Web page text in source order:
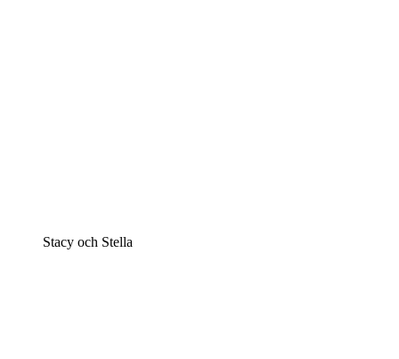
Stacy och Stella